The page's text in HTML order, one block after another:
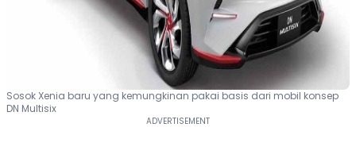
Sosok Xenia baru yang kemungkinan pakai basis dari mobil konsep
DN Multisix